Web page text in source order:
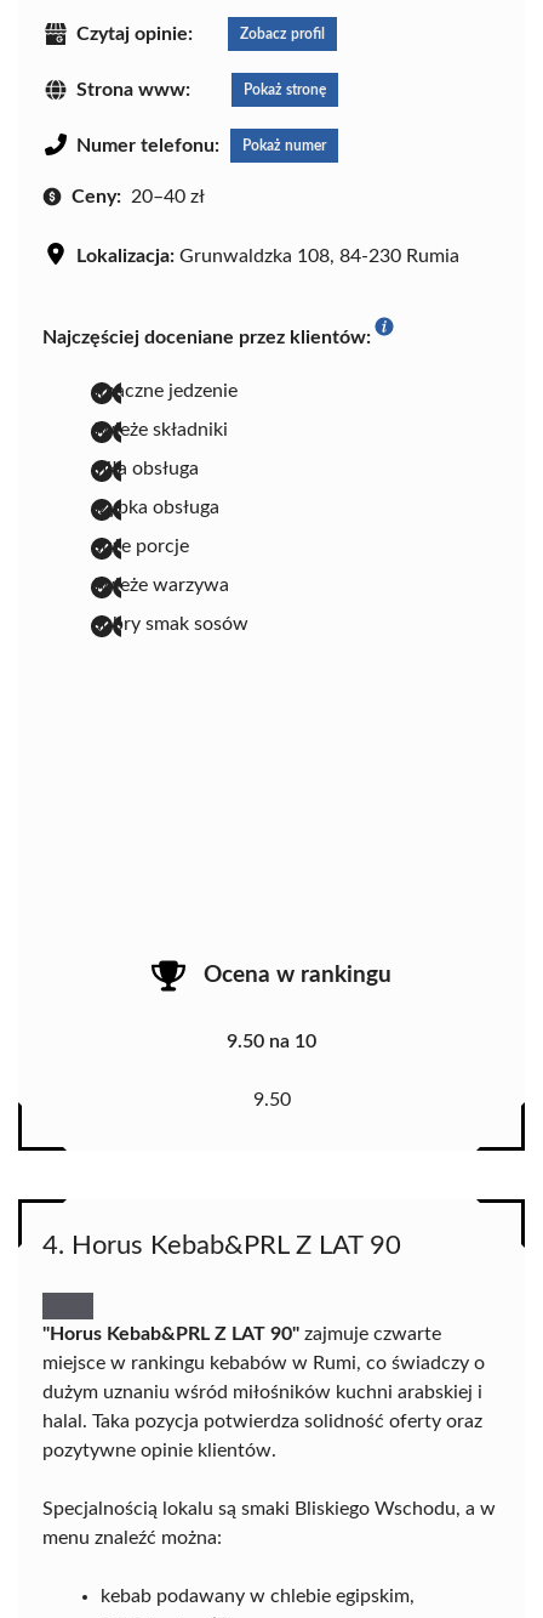
Czytaj opinie: Zobacz profil
Strona www: Pokaż stronę
Numer telefonu: Pokaż numer
Ceny: 20–40 zł
Lokalizacja: Grunwaldzka 108, 84-230 Rumia
Najczęściej doceniane przez klientów:
smaczne jedzenie
świeże składniki
miła obsługa
szybka obsługa
duże porcje
świeże warzywa
dobry smak sosów
Ocena w rankingu
9.50 na 10
9.50
4. Horus Kebab&PRL Z LAT 90
"Horus Kebab&PRL Z LAT 90" zajmuje czwarte
miejsce w rankingu kebabów w Rumi, co świadczy o
dużym uznaniu wśród miłośników kuchni arabskiej i
halal. Taka pozycja potwierdza solidność oferty oraz
pozytywne opinie klientów.
Specjalnością lokalu są smaki Bliskiego Wschodu, a w
menu znaleźć można:
kebab podawany w chlebie egipskim,